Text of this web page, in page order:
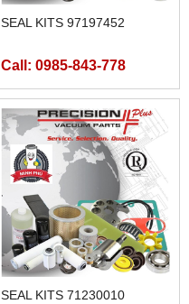
SEAL KITS 97197452
Call: 0985-843-778
SEAL KITS 71230010